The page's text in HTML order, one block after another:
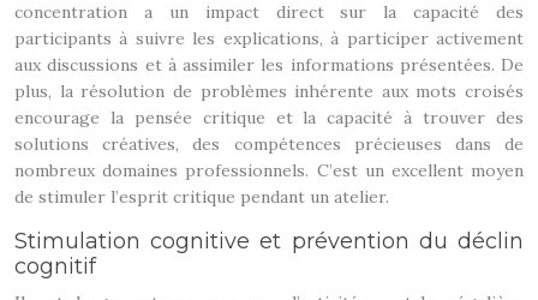
concentration a un impact direct sur la capacité des
participants à suivre les explications, à participer activement
aux discussions et à assimiler les informations présentées. De
plus, la résolution de problèmes inhérente aux mots croisés
encourage la pensée critique et la capacité à trouver des
solutions créatives, des compétences précieuses dans de
nombreux domaines professionnels. C’est un excellent moyen
de stimuler l’esprit critique pendant un atelier.
Stimulation cognitive et prévention du déclin
cognitif